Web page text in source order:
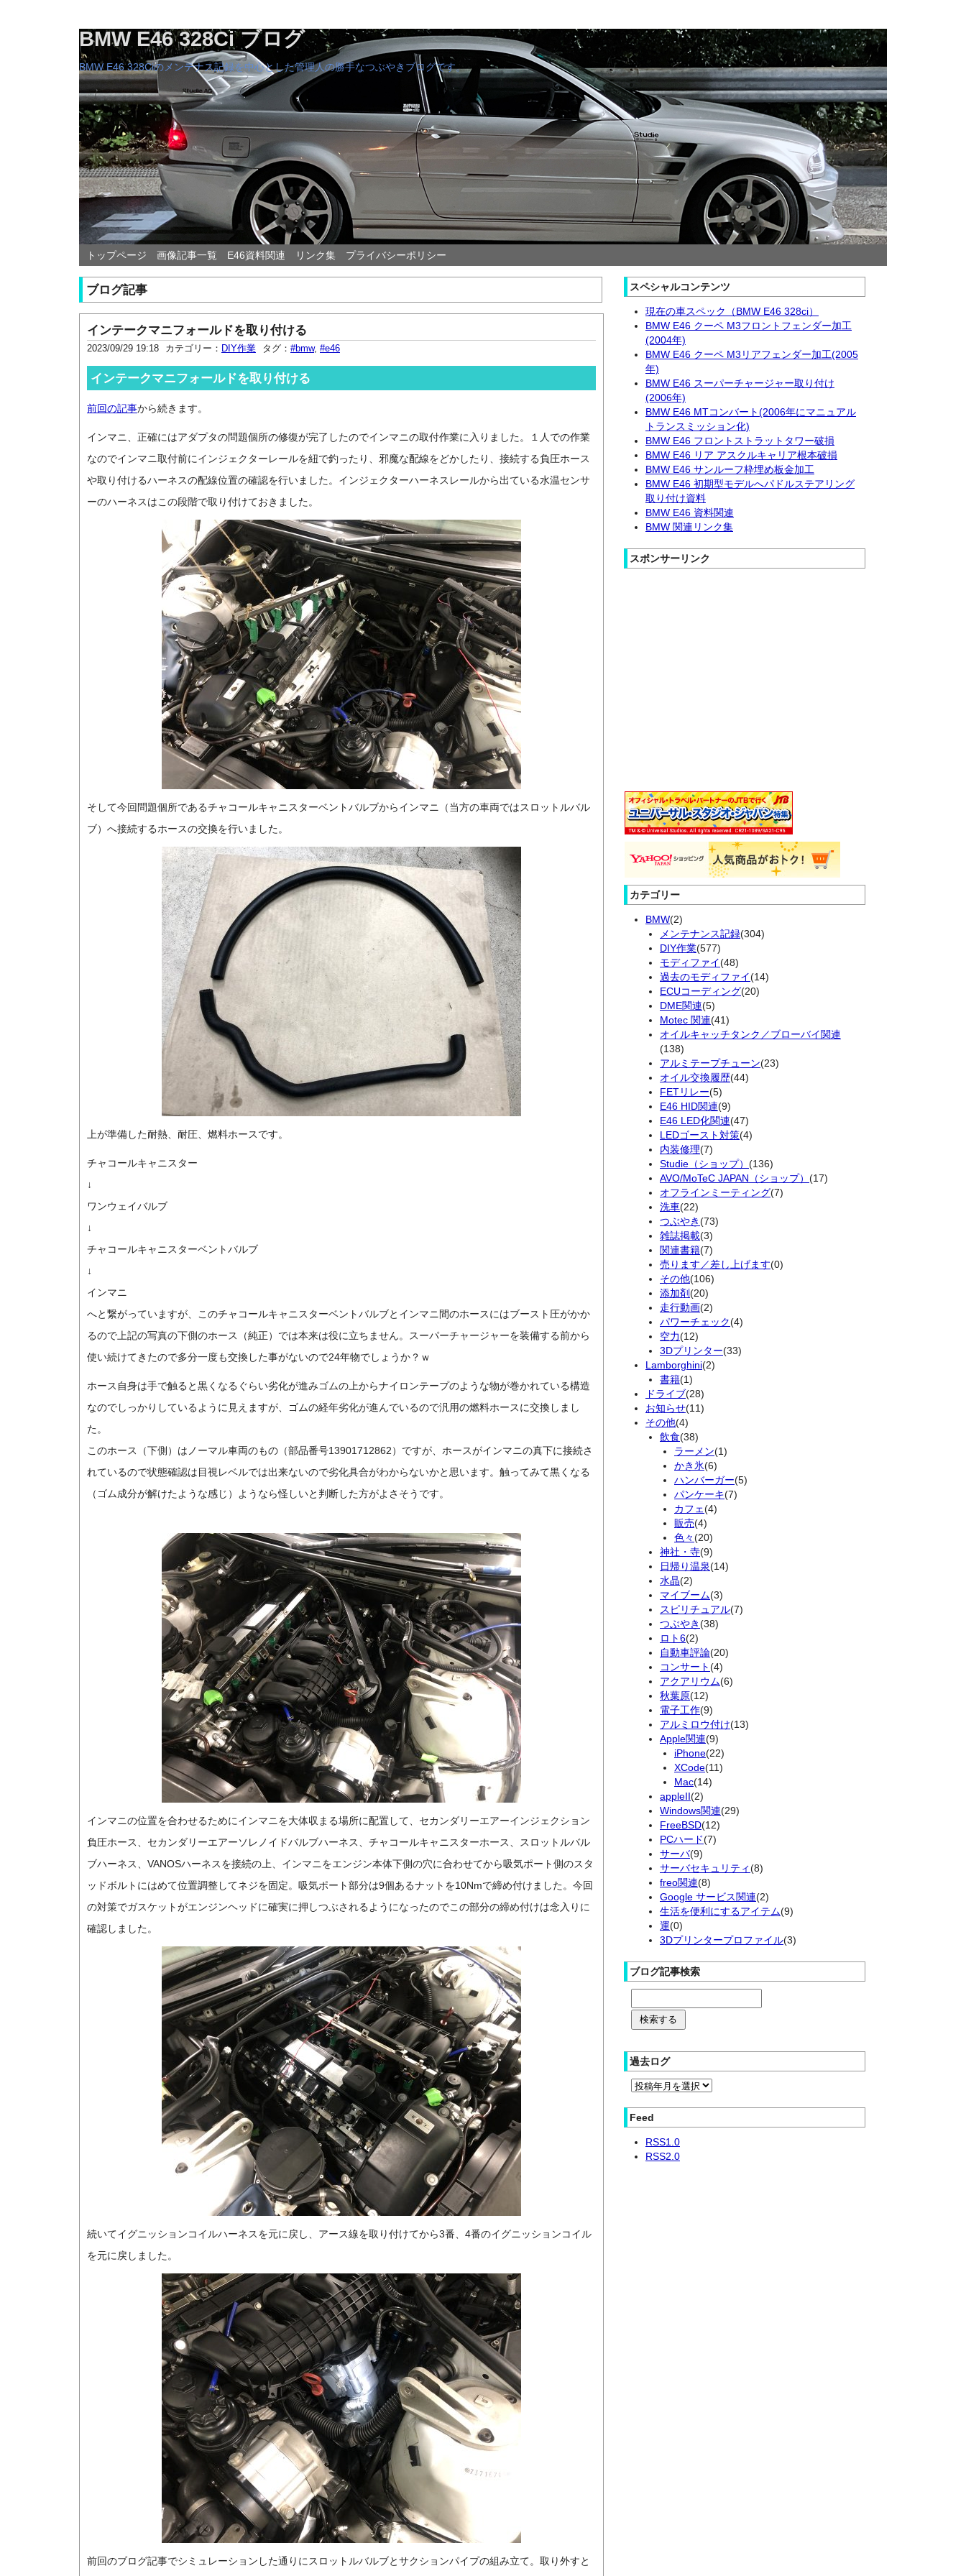
BMW E46 328Ci ブログ
BMW E46 328Ciのメンテナス記録を中心とした管理人の勝手なつぶやきブログです。
トップページ 画像記事一覧 E46資料関連 リンク集 プライバシーポリシー
ブログ記事
インテークマニフォールドを取り付ける
2023/09/29 19:18 カテゴリー： DIY作業 タグ： #bmw, #e46
インテークマニフォールドを取り付ける
前回の記事から続きます。
インマニ、正確にはアダプタの問題個所の修復が完了したのでインマニの取付作業に入りました。１人での作業
なのでインマニ取付前にインジェクターレールを紐で釣ったり、邪魔な配線をどかしたり、接続する負圧ホース
や取り付けるハーネスの配線位置の確認を行いました。インジェクターハーネスレールから出ている水温センサ
ーのハーネスはこの段階で取り付けておきました。
そして今回問題個所であるチャコールキャニスターベントバルブからインマニ（当方の車両ではスロットルバル
ブ）へ接続するホースの交換を行いました。
上が準備した耐熱、耐圧、燃料ホースです。
チャコールキャニスター
↓
ワンウェイバルブ
↓
チャコールキャニスターベントバルブ
↓
インマニ
へと繋がっていますが、このチャコールキャニスターベントバルブとインマニ間のホースにはブースト圧がかか
るので上記の写真の下側のホース（純正）では本来は役に立ちません。スーパーチャージャーを装備する前から
使い続けてきたので多分一度も交換した事がないので24年物でしょうか？ｗ
ホース自身は手で触ると黒くなるぐらい劣化が進みゴムの上からナイロンテープのような物が巻かれている構造
なのでしっかりしているように見えますが、ゴムの経年劣化が進んでいるので汎用の燃料ホースに交換しまし
た。
このホース（下側）はノーマル車両のもの（部品番号13901712862）ですが、ホースがインマニの真下に接続さ
れているので状態確認は目視レベルでは出来ないので劣化具合がわからないかと思います。触ってみて黒くなる
（ゴム成分が解けたような感じ）ようなら怪しいと判断した方がよさそうです。
インマニの位置を合わせるためにインマニを大体収まる場所に配置して、セカンダリーエアーインジェクション
負圧ホース、セカンダリーエアーソレノイドバルブハーネス、チャコールキャニスターホース、スロットルバル
ブハーネス、VANOSハーネスを接続の上、インマニをエンジン本体下側の穴に合わせてから吸気ポート側のスタ
ッドボルトにはめて位置調整してネジを固定。吸気ポート部分は9個あるナットを10Nmで締め付けました。今回
の対策でガスケットがエンジンヘッドに確実に押しつぶされるようになったのでこの部分の締め付けは念入りに
確認しました。
続いてイグニッションコイルハーネスを元に戻し、アース線を取り付けてから3番、4番のイグニッションコイル
を元に戻しました。
前回のブログ記事でシミュレーションした通りにスロットルバルブとサクションパイプの組み立て。取り外すと
スペシャルコンテンツ
現在の車スペック（BMW E46 328ci）
BMW E46 クーペ M3フロントフェンダー加工
(2004年)
BMW E46 クーペ M3リアフェンダー加工(2005
年)
BMW E46 スーパーチャージャー取り付け
(2006年)
BMW E46 MTコンバート(2006年にマニュアル
トランスミッション化)
BMW E46 フロントストラットタワー破損
BMW E46 リア アスクルキャリア根本破損
BMW E46 サンルーフ枠埋め板金加工
BMW E46 初期型モデルへパドルステアリング
取り付け資料
BMW E46 資料関連
BMW 関連リンク集
スポンサーリンク
カテゴリー
BMW(2)
メンテナンス記録(304)
DIY作業(577)
モディファイ(48)
過去のモディファイ(14)
ECUコーディング(20)
DME関連(5)
Motec 関連(41)
オイルキャッチタンク／ブローバイ関連
(138)
アルミテープチューン(23)
オイル交換履歴(44)
FETリレー(5)
E46 HID関連(9)
E46 LED化関連(47)
LEDゴースト対策(4)
内装修理(7)
Studie（ショップ） (136)
AVO/MoTeC JAPAN（ショップ） (17)
オフラインミーティング(7)
洗車(22)
つぶやき(73)
雑誌掲載(3)
関連書籍(7)
売ります／差し上げます(0)
その他(106)
添加剤(20)
走行動画(2)
パワーチェック(4)
空力(12)
3Dプリンター(33)
Lamborghini(2)
書籍(1)
ドライブ(28)
お知らせ(11)
その他(4)
飲食(38)
ラーメン(1)
かき氷(6)
ハンバーガー(5)
パンケーキ(7)
カフェ(4)
販売(4)
色々(20)
神社・寺(9)
日帰り温泉(14)
水晶(2)
マイブーム(3)
スピリチュアル(7)
つぶやき(38)
ロト6(2)
自動車評論(20)
コンサート(4)
アクアリウム(6)
秋葉原(12)
電子工作(9)
アルミロウ付け(13)
Apple関連(9)
iPhone(22)
XCode(11)
Mac(14)
appleII(2)
Windows関連(29)
FreeBSD(12)
PCハード(7)
サーバ(9)
サーバセキュリティ(8)
freo関連(8)
Google サービス関連(2)
生活を便利にするアイテム(9)
運(0)
3Dプリンタープロファイル(3)
ブログ記事検索
過去ログ
Feed
RSS1.0
RSS2.0